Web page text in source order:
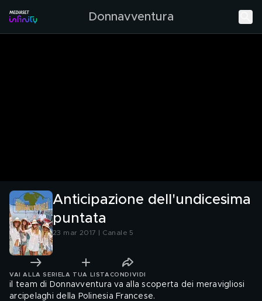
Donnavventura
Anticipazione dell'undicesima
puntata
23 mar 2017 | Canale 5
VAI ALLA SERIE LA TUA LISTA CONDIVIDI
il team di Donnavventura va alla scoperta dei meravigliosi
arcipelaghi della Polinesia Francese.